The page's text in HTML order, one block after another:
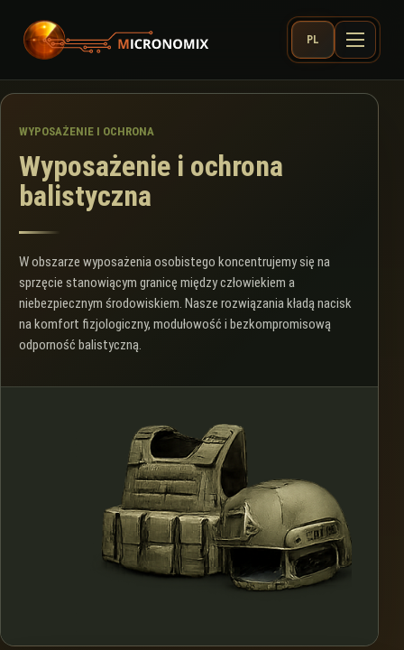
PL
WYPOSAŻENIE I OCHRONA
Wyposażenie i ochrona
balistyczna
W obszarze wyposażenia osobistego koncentrujemy się na
sprzęcie stanowiącym granicę między człowiekiem a
niebezpiecznym środowiskiem. Nasze rozwiązania kładą nacisk
na komfort fizjologiczny, modułowość i bezkompromisową
odporność balistyczną.